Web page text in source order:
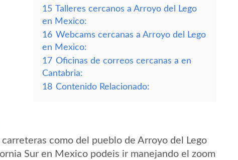
15 Talleres cercanos a Arroyo del Lego
en Mexico:
16 Webcams cercanas a Arroyo del Lego
en Mexico:
17 Oficinas de correos cercanas a en
Cantabria:
18 Contenido Relacionado:
como del pueblo de Arroyo del Lego
Sur en Mexico podeis ir manejando el zoom